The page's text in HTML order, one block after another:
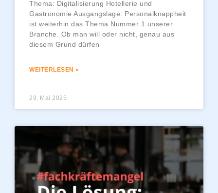
Thema: Digitalisierung Hotellerie und
Gastronomie Ausgangslage: Personalknappheit
ist weiterhin das Thema Nummer 1 unserer
Branche. Ob man will oder nicht, genau aus
diesem Grund dürfen
WEITERLESEN »
29. Mai 2025